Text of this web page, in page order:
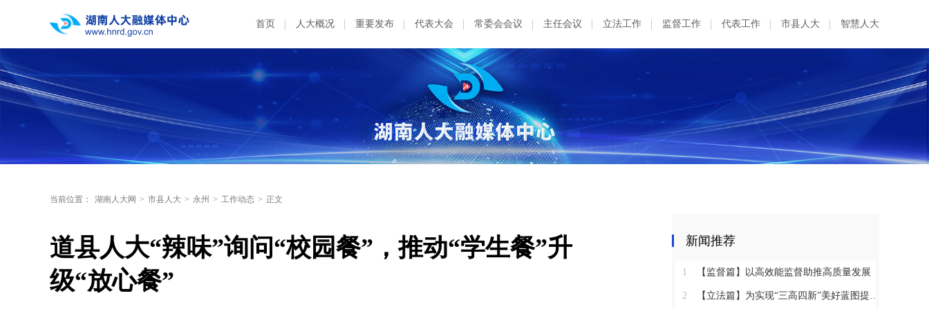
首页 人大概况 重要发布 代表大会 常委会会议 主任会议 立法工作 监督工作 代表工作 市县人大 智慧人大
当前位置： 湖南人大网 > 市县人大 > 永州 > 工作动态 > 正文
道县人大“辣味”询问“校园餐”，推动“学生餐”升
级“放心餐”
新闻推荐
1 【监督篇】以高效能监督助推高质量发展
2 【立法篇】为实现“三高四新”美好蓝图提供坚实法治保障